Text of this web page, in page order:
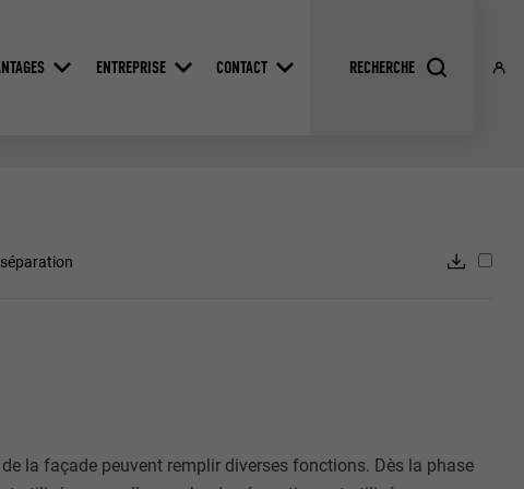
ENTREPRISE CONTACT
la façade peuvent remplir diverses fonctions. Dès la phase